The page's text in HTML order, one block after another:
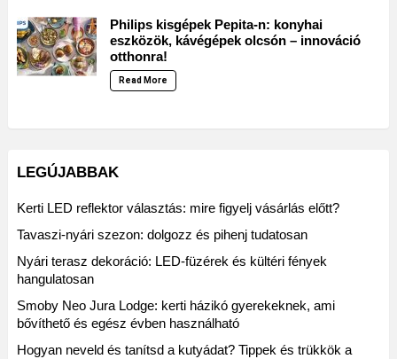
Philips kisgépek Pepita-n: konyhai
eszközök, kávégépek olcsón – innováció
otthonra!
Read More
LEGÚJABBAK
Kerti LED reflektor választás: mire figyelj vásárlás előtt?
Tavaszi-nyári szezon: dolgozz és pihenj tudatosan
Nyári terasz dekoráció: LED-füzérek és kültéri fények
hangulatosan
Smoby Neo Jura Lodge: kerti házikó gyerekeknek, ami
bővíthető és egész évben használható
Hogyan neveld és tanítsd a kutyádat? Tippek és trükkök a